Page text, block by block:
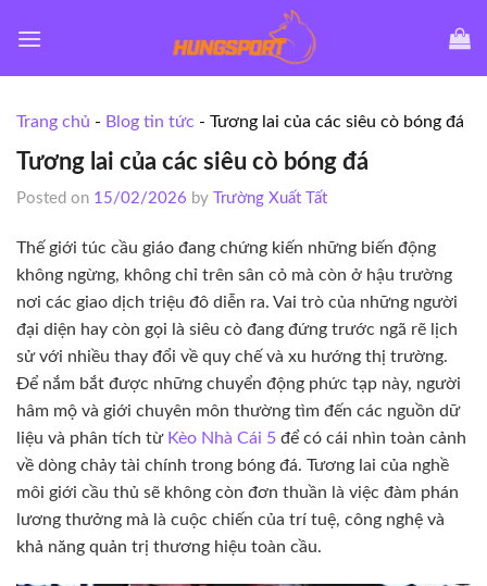
Trang chủ - Blog tin tức - Tương lai của các siêu cò bóng đá
Tương lai của các siêu cò bóng đá
Posted on 15/02/2026 by Trường Xuất Tất
Thế giới túc cầu giáo đang chứng kiến những biến động
không ngừng, không chỉ trên sân cỏ mà còn ở hậu trường
nơi các giao dịch triệu đô diễn ra. Vai trò của những người
đại diện hay còn gọi là siêu cò đang đứng trước ngã rẽ lịch
sử với nhiều thay đổi về quy chế và xu hướng thị trường.
Để nắm bắt được những chuyển động phức tạp này, người
hâm mộ và giới chuyên môn thường tìm đến các nguồn dữ
liệu và phân tích từ Kèo Nhà Cái 5 để có cái nhìn toàn cảnh
về dòng chảy tài chính trong bóng đá. Tương lai của nghề
môi giới cầu thủ sẽ không còn đơn thuần là việc đàm phán
lương thưởng mà là cuộc chiến của trí tuệ, công nghệ và
khả năng quản trị thương hiệu toàn cầu.